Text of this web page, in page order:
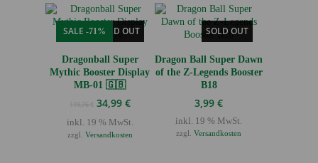
SOLD OUT
SALE -71%
Dragonball Super
Mythic Booster Display
MB-01 🇬🇧
119,76€ Ursprünglicher
war:
119,76 €
34,99 €Aktueller
ist:
34,99 €.
inkl. 19 % MwSt.
zzgl. Versandkosten
SOLD OUT
Dragon Ball Super Dawn
of the Z-Legends Booster
B18
3,99€
inkl. 19 % MwSt.
zzgl.Versandkosten